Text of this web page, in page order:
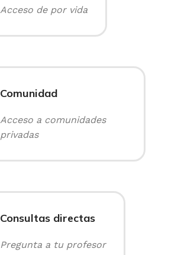
Acceso de por vida
Comunidad
Acceso a comunidades
privadas
Consultas directas
Pregunta a tu profesor